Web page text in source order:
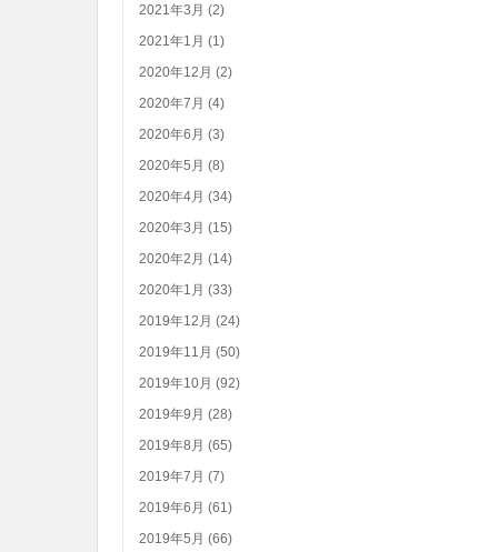
2021年3月 (2)
2021年1月 (1)
2020年12月 (2)
2020年7月 (4)
2020年6月 (3)
2020年5月 (8)
2020年4月 (34)
2020年3月 (15)
2020年2月 (14)
2020年1月 (33)
2019年12月 (24)
2019年11月 (50)
2019年10月 (92)
2019年9月 (28)
2019年8月 (65)
2019年7月 (7)
2019年6月 (61)
2019年5月 (66)